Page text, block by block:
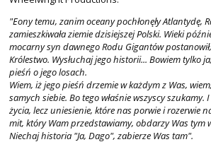
"Eony temu, zanim oceany pochłonęły Atlantydę,
zamieszkiwała ziemie dzisiejszej Polski. Wieki
mocarny syn dawnego Rodu Gigantów
Królestwo. Wysłuchaj jego historii... Bowiem tylko
pieśń o jego losach.
Wiem, iż jego pieśń drzemie w każdym z Was,
samych siebie. Bo tego właśnie wszyscy szukamy.
życia, lecz uniesienie, które nas porwie i rozerwie
mit, który Wam przedstawiamy, obdarzy Was tym
Niechaj historia "Ja, Dago", zabierze Was tam".